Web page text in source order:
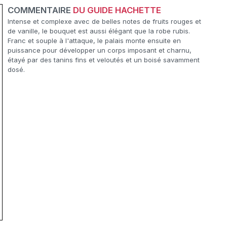
COMMENTAIRE DU GUIDE HACHETTE
Intense et complexe avec de belles notes de fruits rouges et
de vanille, le bouquet est aussi élégant que la robe rubis.
Franc et souple à l'attaque, le palais monte ensuite en
puissance pour développer un corps imposant et charnu,
étayé par des tanins fins et veloutés et un boisé savamment
dosé.